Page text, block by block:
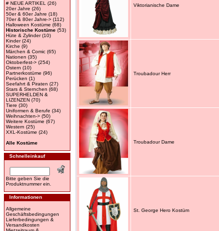
# NEUE ARTIKEL
(26)
20er Jahre (26)
50er & 60er Jahre (18)
70er & 80er Jahre-> (112)
Halloween Kostüme (68)
Historische Kostüme (53)
Hüte & Zylinder(10)
Kinder(24)
Kirche (9)
Märchen & Comic (65)
Nationen (35)
Oktoberfest-> (254)
Ostern (10)
Partnerkostüme (96)
Perücken (1)
Seefahrt & Piraten (27)
Stars & Sternchen (68)
SUPERHELDEN &
LIZENZEN (70)
Tiere (30)
Uniformen & Berufe (34)
Weihnachten-> (50)
Weitere Kostüme (67)
Western (25)
XXL-Kostüme (24)
Alle Kostüme
Schnelleinkauf
Bitte geben Sie die
Produktnummer ein.
Informationen
Allgemeine
Geschäftsbedingungen
Lieferbedingungen &
Versandkosten
Viktorianische Dame
Troubadour Herr
Troubadour Dame
St. George Hero Kostüm